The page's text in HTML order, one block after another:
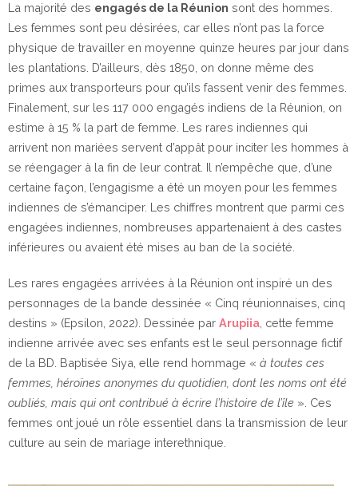
La majorité des engagés de la Réunion sont des hommes.
Les femmes sont peu désirées, car elles n’ont pas la force
physique de travailler en moyenne quinze heures par jour dans
les plantations. D’ailleurs, dès 1850, on donne même des
primes aux transporteurs pour qu’ils fassent venir des femmes.
Finalement, sur les 117 000 engagés indiens de la Réunion, on
estime à 15 % la part de femme. Les rares indiennes qui
arrivent non mariées servent d’appât pour inciter les hommes à
se réengager à la fin de leur contrat. Il n’empêche que, d’une
certaine façon, l’engagisme a été un moyen pour les femmes
indiennes de s’émanciper. Les chiffres montrent que parmi ces
engagées indiennes, nombreuses appartenaient à des castes
inférieures ou avaient été mises au ban de la société.
Les rares engagées arrivées à la Réunion ont inspiré un des
personnages de la bande dessinée « Cinq réunionnaises, cinq
destins » (Epsilon, 2022). Dessinée par Arupiia , cette femme
indienne arrivée avec ses enfants est le seul personnage fictif
de la BD. Baptisée Siya, elle rend hommage « à toutes ces
femmes, héroïnes anonymes du quotidien, dont les noms ont été
oubliés, mais qui ont contribué à écrire l’histoire de l’île ». Ces
femmes ont joué un rôle essentiel dans la transmission de leur
culture au sein de mariage interethnique.